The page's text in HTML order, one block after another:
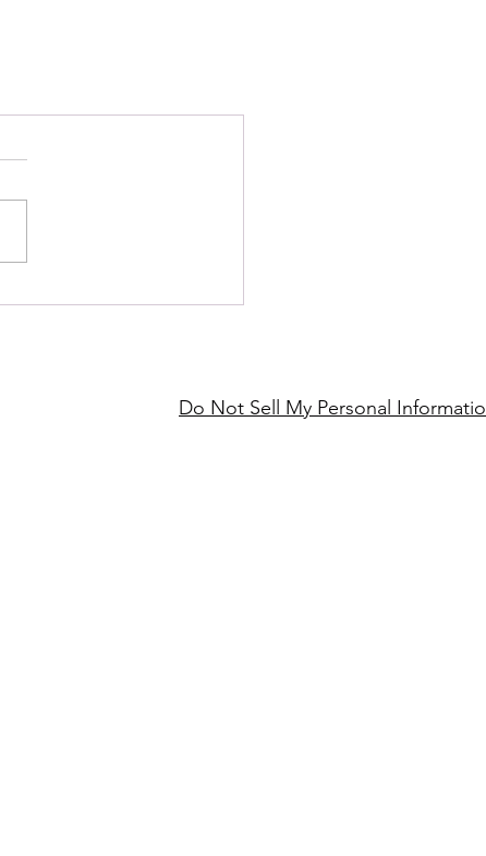
Do Not Sell My Personal